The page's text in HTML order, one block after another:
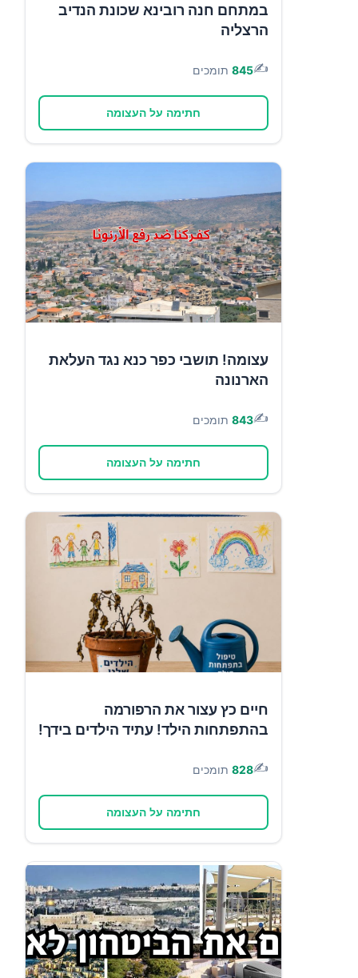
במתחם חנה רובינא שכונת הנדיב
הרצליה
✍️
845 תומכים
חתימה על העצומה
עצומה! תושבי כפר כנא נגד העלאת
הארנונה
✍️
843 תומכים
חתימה על העצומה
חיים כץ עצור את הרפורמה
בהתפתחות הילד! עתיד הילדים בידך!
✍️
828 תומכים
חתימה על העצומה